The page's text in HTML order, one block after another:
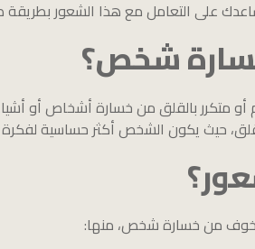
شخص؟
بالقلق من خسارة أشخاص أو أشياء
حيث يكون الشخص أكثر حساسية
من خسارة شخص، منها: